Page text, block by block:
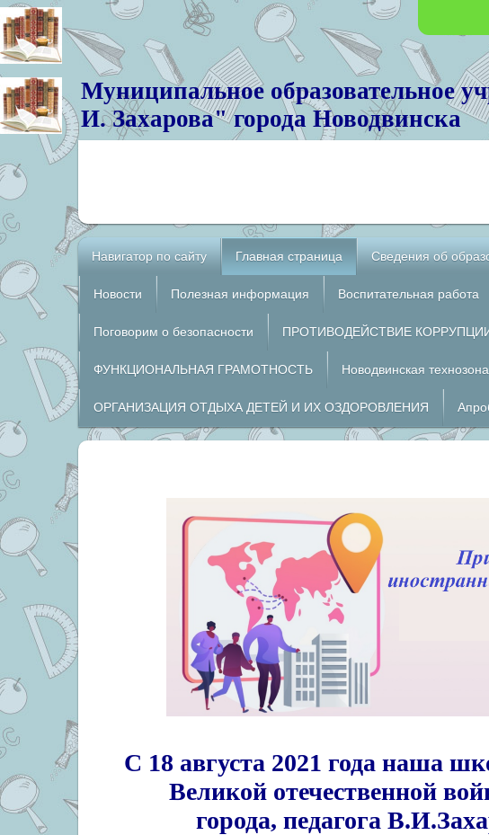
Муниципальное образовательное
И. Захарова" города Новодвинска
Навигатор по сайту Главная страница Сведения об
Новости Полезная информация Воспитательная работа
Поговорим о безопасности ПРОТИВОДЕЙСТВИЕ
ФУНКЦИОНАЛЬНАЯ ГРАМОТНОСТЬ Новодвинская технозона
ОРГАНИЗАЦИЯ ОТДЫХА ДЕТЕЙ И ИХ ОЗДОРОВЛЕНИЯ
С 18 августа 2021 года наша
Великой отечественной
города, педагога